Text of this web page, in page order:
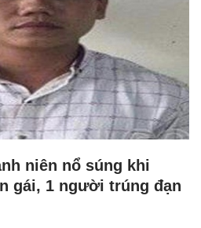
niên nổ súng khi
gái, 1 người trúng đạn